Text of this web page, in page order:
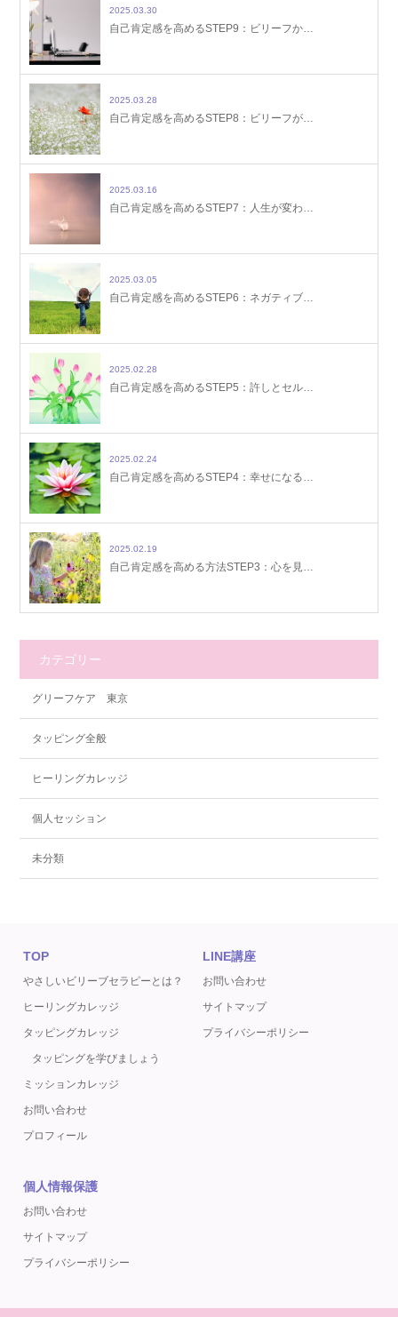
2025.03.30
自己肯定感を高めるSTEP9：ビリーフか…
2025.03.28
自己肯定感を高めるSTEP8：ビリーフが…
2025.03.16
自己肯定感を高めるSTEP7：人生が変わ…
2025.03.05
自己肯定感を高めるSTEP6：ネガティブ…
2025.02.28
自己肯定感を高めるSTEP5：許しとセル…
2025.02.24
自己肯定感を高めるSTEP4：幸せになる…
2025.02.19
自己肯定感を高める方法STEP3：心を見…
カテゴリー
グリーフケア 東京
タッピング全般
ヒーリングカレッジ
個人セッション
未分類
TOP
やさしいビリーブセラピーとは？
ヒーリングカレッジ
タッピングカレッジ
タッピングを学びましょう
ミッションカレッジ
お問い合わせ
プロフィール
LINE講座
お問い合わせ
サイトマップ
プライバシーポリシー
個人情報保護
お問い合わせ
サイトマップ
プライバシーポリシー